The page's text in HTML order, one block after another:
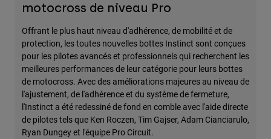
motocross de niveau Pro
Offrant le plus haut niveau d'adhérence, de mobilité et de
protection, les toutes nouvelles bottes Instinct sont conçues
pour les pilotes avancés et professionnels qui recherchent les
meilleures performances de leur catégorie pour leurs bottes
de motocross. Avec des améliorations majeures au niveau de
l'ajustement, de l'adhérence et du système de fermeture,
l'Instinct a été redessiné de fond en comble avec l'aide directe
de pilotes tels que Ken Roczen, Tim Gajser, Adam Cianciarulo,
Ryan Dungey et l'équipe Pro Circuit.